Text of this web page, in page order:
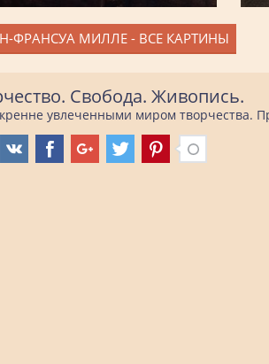
ФРАНСУА МИЛЛЕ - ВСЕ КАРТИНЫ
Свобода. Живопись.
увлеченными миром творчества.